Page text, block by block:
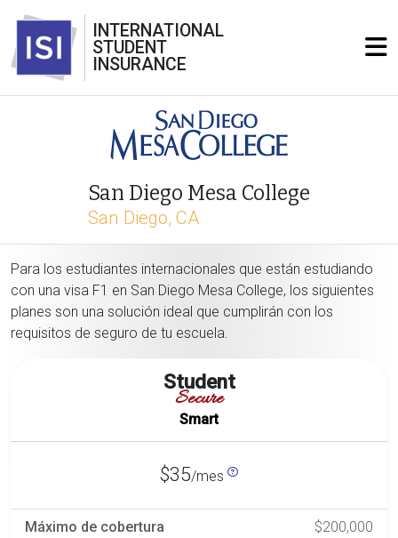
INTERNATIONAL
STUDENT
INSURANCE
San Diego Mesa College
San Diego, CA
Para los estudiantes internacionales que están estudiando
con una visa F1 en San Diego Mesa College, los siguientes
planes son una solución ideal que cumplirán con los
requisitos de seguro de tu escuela.
Student
Secure
Smart
$35/mes
Máximo de cobertura $200,000